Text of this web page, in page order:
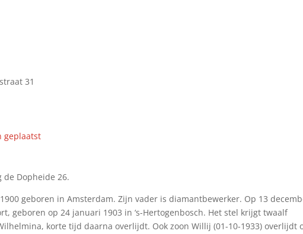
31
geplaatst
Dopheide 26.
geboren in Amsterdam. Zijn vader is diamantbewerker. Op 13
geboren op 24 januari 1903 in ‘s-Hertogenbosch. Het stel krijgt twaalf
korte tijd daarna overlijdt. Ook zoon Willij (01-10-1933) overlijdt